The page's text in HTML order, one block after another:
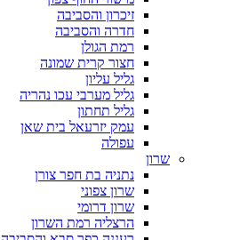
זיכרון והסביבה
חדרה והסביבה
רמת הגולן
חצור קרית שמונה
גליל עליון
גליל מערבי עכו נהריה
גליל תחתון
עמק יזרעאל בית שאן
עפולה
שרון
נתניה בת חפר צורן
שרון צפוני
שרון דרומי
הרצליה רמת השרון